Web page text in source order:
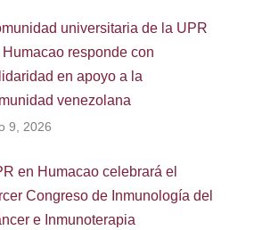
universitaria de la UPR
Humacao responde con
en apoyo a la
venezolana
9, 2026
en Humacao celebrará el
Congreso de Inmunología del
e Inmunoterapia